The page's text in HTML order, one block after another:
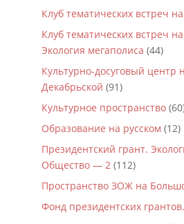
Клуб тематических встреч
Клуб тематических встреч
Экология мегаполиса (44)
Культурно-досуговый центр
Декабрьской (91)
Культурное пространство
Образование на русском (12)
Президентский грант.
Общество — 2(112)
Пространство ЗОЖ на
Фонд президентских